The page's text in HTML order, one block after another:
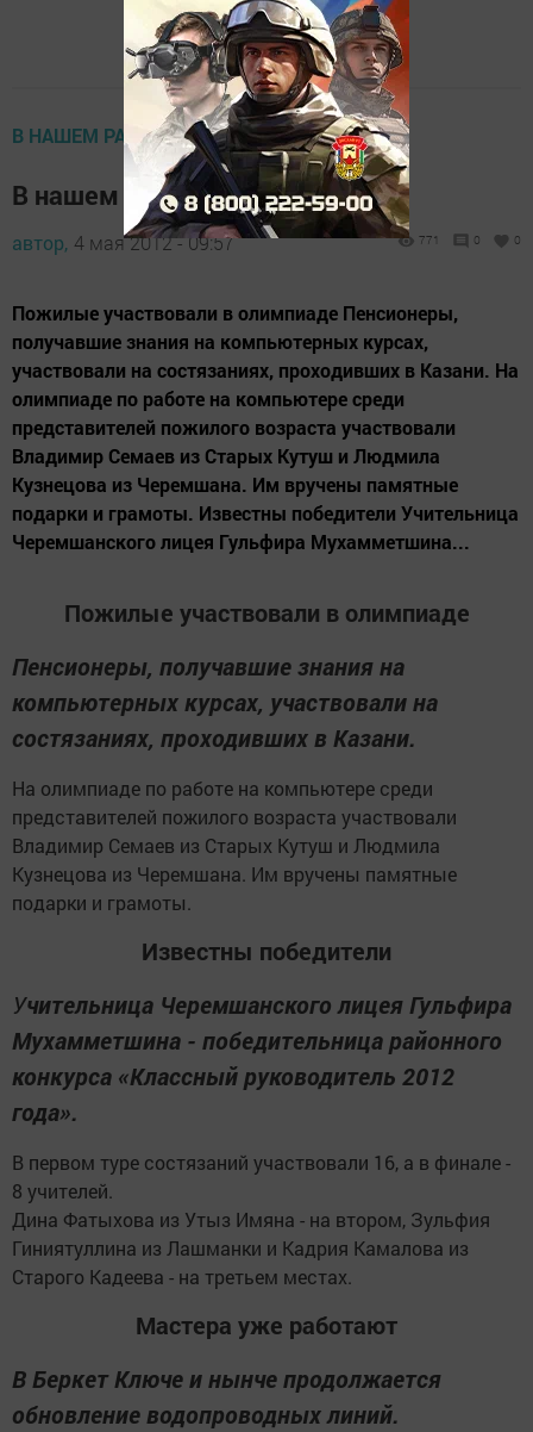
В НАШЕМ РАЙОНЕ
В нашем районе
автор, 4 мая 2012 - 09:57 771 0 0
Пожилые участвовали в олимпиаде Пенсионеры,
получавшие знания на компьютерных курсах,
участвовали на состязаниях, проходивших в Казани. На
олимпиаде по работе на компьютере среди
представителей пожилого возраста участвовали
Владимир Семаев из Старых Кутуш и Людмила
Кузнецова из Черемшана. Им вручены памятные
подарки и грамоты. Известны победители Учительница
Черемшанского лицея Гульфира Мухамметшина...
Пожилые участвовали в олимпиаде
Пенсионеры, получавшие знания на
компьютерных курсах, участвовали на
состязаниях, проходивших в Казани.
На олимпиаде по работе на компьютере среди
представителей пожилого возраста участвовали
Владимир Семаев из Старых Кутуш и Людмила
Кузнецова из Черемшана. Им вручены памятные
подарки и грамоты.
Известны победители
Учительница Черемшанского лицея Гульфира
Мухамметшина - победительница районного
конкурса «Классный руководитель 2012
года».
В первом туре состязаний участвовали 16, а в финале -
8 учителей.
Дина Фатыхова из Утыз Имяна - на втором, Зульфия
Гиниятуллина из Лашманки и Кадрия Камалова из
Старого Кадеева - на третьем местах.
Мастера уже работают
В Беркет Ключе и нынче продолжается
обновление водопроводных линий.